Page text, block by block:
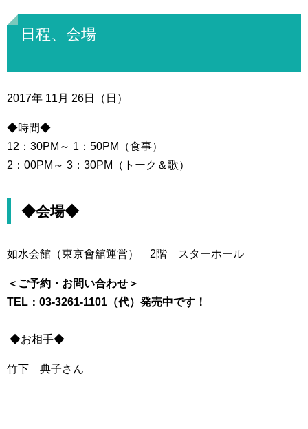
日程、会場
2017年 11月 26日（日）
◆時間◆
12：30PM～ 1：50PM（食事）
2：00PM～ 3：30PM（トーク＆歌）
◆会場◆
如水会館（東京會舘運営） 2階 スターホール
＜ご予約・お問い合わせ＞
TEL：03-3261-1101（代）発売中です！
◆お相手◆
竹下 典子さん